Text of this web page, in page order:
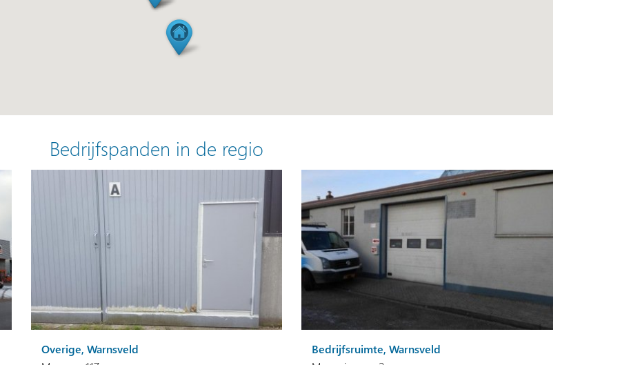
Bedrijfspanden in de regio
Overige, Warnsveld
Bedrijfsruimte, Warnsveld